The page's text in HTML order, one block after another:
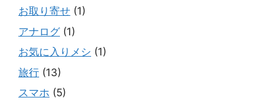
お取り寄せ (1)
アナログ(1)
お気に入りメシ (1)
旅行 (13)
スマホ (5)